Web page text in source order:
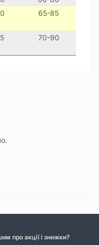
65-85
70-90
про акції і знижки?